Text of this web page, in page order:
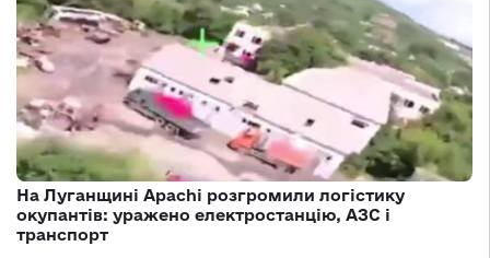
На Луганщині Apachi розгромили логістику
окупантів: уражено електростанцію, АЗС і
транспорт